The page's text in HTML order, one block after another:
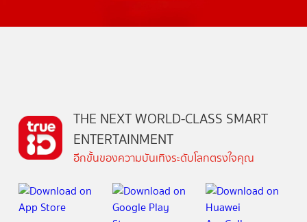
THE NEXT WORLD-CLASS SMART
ENTERTAINMENT
อีกขั้นของความบันเทิงระดับโลกตรงใจคุณ